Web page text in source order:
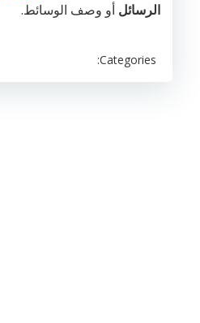
الرسائل أو وصف الوسائط.
Categories: